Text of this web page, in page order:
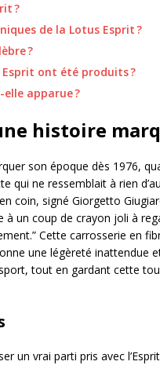
?
de la Lotus Esprit ?
?
Esprit ont été produits ?
apparue ?
histoire
son époque dès 1976,
qui ne ressemblait à rien
coin, signé Giorgetto
un coup de crayon joli à
Cette carrosserie en
une légèreté inattendue
tout en gardant cette
un vrai parti pris avec